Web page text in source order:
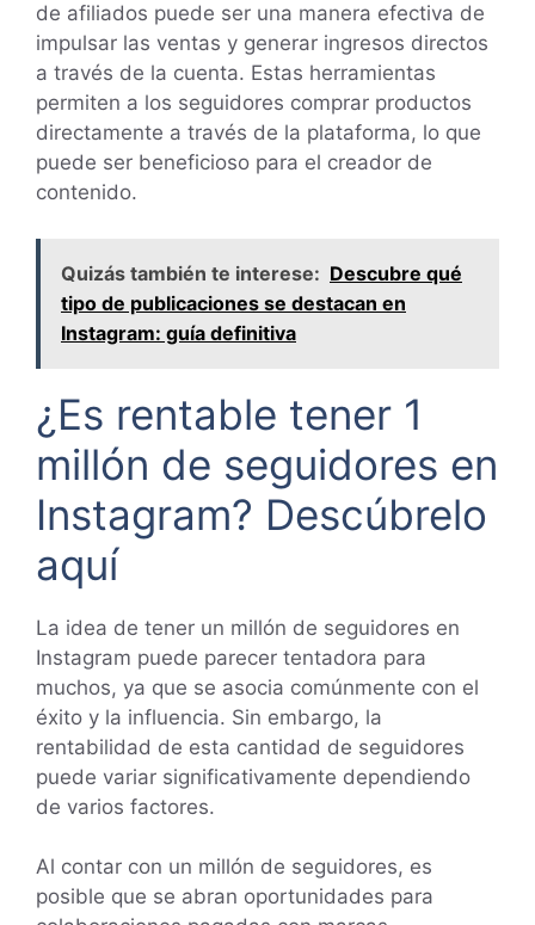
de afiliados puede ser una manera efectiva de
impulsar las ventas y generar ingresos directos
a través de la cuenta. Estas herramientas
permiten a los seguidores comprar productos
directamente a través de la plataforma, lo que
puede ser beneficioso para el creador de
contenido.
Quizás también te interese: Descubre qué
tipo de publicaciones se destacan en
Instagram: guía definitiva
¿Es rentable tener 1
millón de seguidores en
Instagram? Descúbrelo
aquí
La idea de tener un millón de seguidores en
Instagram puede parecer tentadora para
muchos, ya que se asocia comúnmente con el
éxito y la influencia. Sin embargo, la
rentabilidad de esta cantidad de seguidores
puede variar significativamente dependiendo
de varios factores.
Al contar con un millón de seguidores, es
posible que se abran oportunidades para